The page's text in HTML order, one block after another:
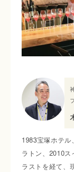
1983宝塚ホテ
ラトン、2010ス
ラストを経て、